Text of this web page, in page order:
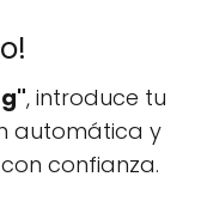
, introduce tu
automática y
confianza.